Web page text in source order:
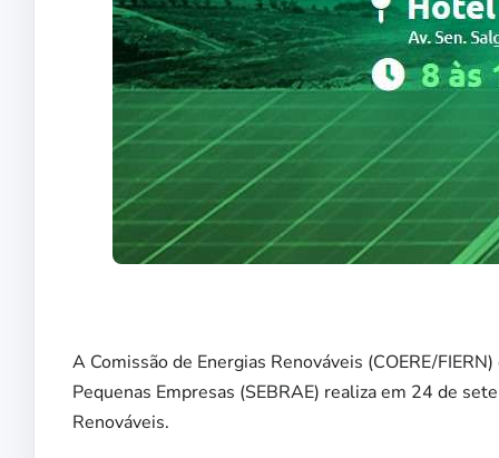
A Comissão de Energias Renováveis (COERE/
Pequenas Empresas (SEBRAE) realiza em 24 de
Renováveis.